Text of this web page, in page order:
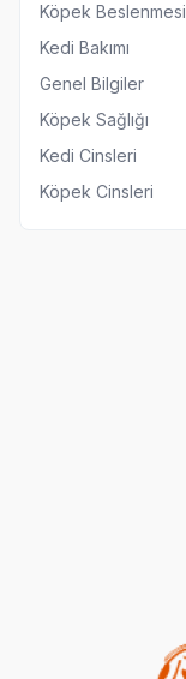
Köpek Beslenmesi
Kedi Bakımı
Genel Bilgiler
Köpek Sağlığı
Kedi Cinsleri
Köpek Cinsleri